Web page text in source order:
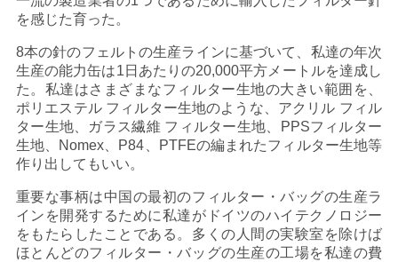
を感じた育った。
8本の針のフェルトの生産ラインに基づいて、私達の年次
生産の能力缶は1日あたりの20,000平方メートルを達成し
た。私達はさまざまなフィルター生地の大きい範囲を、
ポリエステル フィルター生地のような、アクリル フィル
ター生地、ガラス繊維 フィルター生地、PPSフィルター
生地、Nomex、P84、PTFEの編まれたフィルター生地等
作り出してもいい。
重要な事柄は中国の最初のフィルター・バッグの生産ラ
インを開発するために私達がドイツのハイテクノロジー
をもたらしたことである。多くの人間の実験室を除けば
ほとんどのフィルター・バッグの生産の工場を私達の費